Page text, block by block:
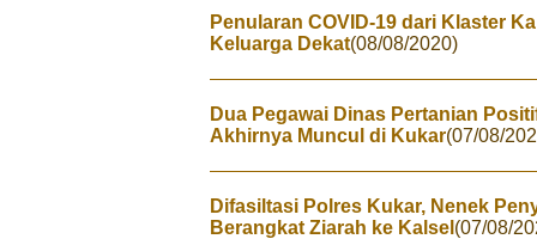
Penularan COVID-19 dari Klaster
Keluarga Dekat(08/08/2020)
Dua Pegawai Dinas Pertanian
Akhirnya Muncul di Kukar(07/08/
Difasiltasi Polres Kukar, Nenek
Berangkat Ziarah ke Kalsel (07/08/